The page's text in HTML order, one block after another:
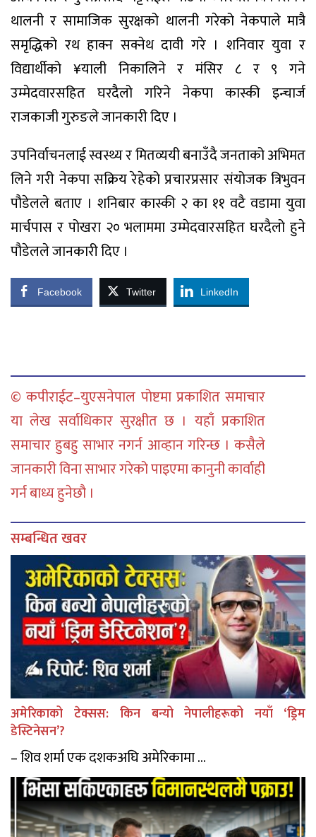
थालनी र सामाजिक सुरक्षको थालनी गरेको नेकपाले मात्रै
समृद्धिको रथ हाक्न सक्नेथ दावी गरे । शनिवार युवा र
विद्यार्थीको ¥याली निकालिने र मंसिर ८ र ९ गने
उम्मेदवारसहित घरदैलो गरिने नेकपा कास्की इन्चार्ज
राजकाजी गुरुङले जानकारी दिए ।
उपनिर्वाचनलाई स्वस्थ्य र मितव्ययी बनाउँदै जनताको अभिमत
लिने गरी नेकपा सक्रिय रेहेको प्रचारप्रसार संयोजक त्रिभुवन
पौडेलले बताए । शनिबार कास्की २ का ११ वटै वडामा युवा
मार्चपास र पोखरा २० भलाममा उम्मेदवारसहित घरदैलो हुने
पौडेलले जानकारी दिए ।
Facebook Twitter LinkedIn
© कपीराईट–युएसनेपाल पोष्टमा प्रकाशित समाचार
या लेख सर्वाधिकार सुरक्षीत छ । यहाँ प्रकाशित
समाचार हुबहु साभार नगर्न आव्हान गरिन्छ । कसैले
जानकारी विना साभार गरेको पाइएमा कानुनी कार्वाही
गर्न बाध्य हुनेछौ ।
सम्बन्धित खवर
अमेरिकाको टेक्सस: किन बन्यो नेपालीहरूको नयाँ ‘ड्रिम
डेस्टिनेसन’?
– शिव शर्मा एक दशकअघि अमेरिकामा ...